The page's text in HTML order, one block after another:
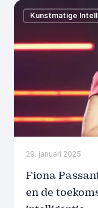
29. januari 2025
Fiona
en de
Kunstmatige